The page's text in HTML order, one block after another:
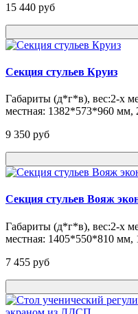
15 440 pуб
Секция стульев Круиз
Габариты (д*г*в), вес:2-х
местная: 1382*573*960 мм,
9 350 pуб
Секция стульев Вояж
Габариты (д*г*в), вес:2-х
местная: 1405*550*810 мм,
7 455 pуб